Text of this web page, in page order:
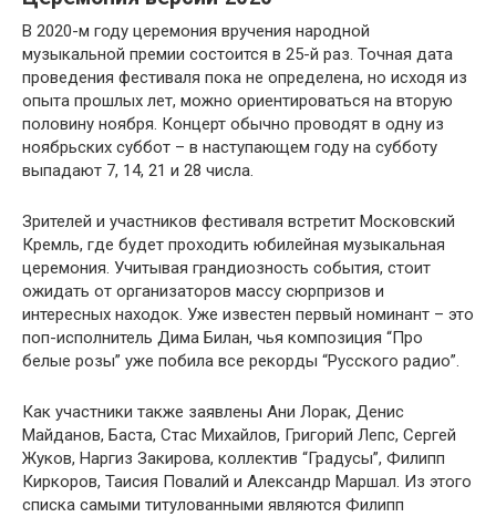
В 2020-м году церемония вручения народной
музыкальной премии состоится в 25-й раз. Точная дата
проведения фестиваля пока не определена, но исходя из
опыта прошлых лет, можно ориентироваться на вторую
половину ноября. Концерт обычно проводят в одну из
ноябрьских суббот – в наступающем году на субботу
выпадают 7, 14, 21 и 28 числа.
Зрителей и участников фестиваля встретит Московский
Кремль, где будет проходить юбилейная музыкальная
церемония. Учитывая грандиозность события, стоит
ожидать от организаторов массу сюрпризов и
интересных находок. Уже известен первый номинант – это
поп-исполнитель Дима Билан, чья композиция “Про
белые розы” уже побила все рекорды “Русского радио”.
Как участники также заявлены Ани Лорак, Денис
Майданов, Баста, Стас Михайлов, Григорий Лепс, Сергей
Жуков, Наргиз Закирова, коллектив “Градусы”, Филипп
Киркоров, Таисия Повалий и Александр Маршал. Из этого
списка самыми титулованными являются Филипп